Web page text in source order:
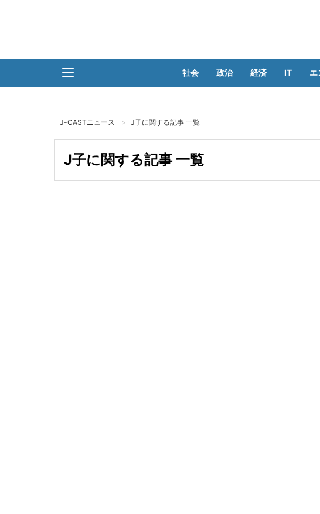
社会 政治 経済 IT エ
J-CASTニュース J子に関する記事 一覧
J子に関する記事 一覧